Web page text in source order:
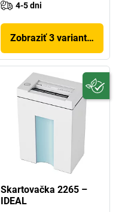
4-5 dni
Zobraziť 3 variantov
Skartovačka 2265 –
IDEAL